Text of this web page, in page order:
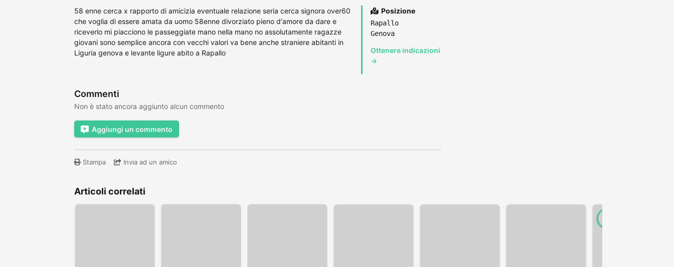
58 enne cerca x rapporto di amicizia eventuale relazione seria cerca signora over60
che voglia di essere amata da uomo 58enne divorziato pieno d'amore da dare e
riceverlo mi piacciono le passeggiate mano nella mano no assolutamente ragazze
giovani sono semplice ancora con vecchi valori va bene anche straniere abitanti in
Liguria genova e levante ligure abito a Rapallo
Posizione
Rapallo
Genova
Ottenere indicazioni
→
Commenti
Non è stato ancora aggiunto alcun commento
Aggiungi un commento
Stampa Invia ad un amico
Articoli correlati